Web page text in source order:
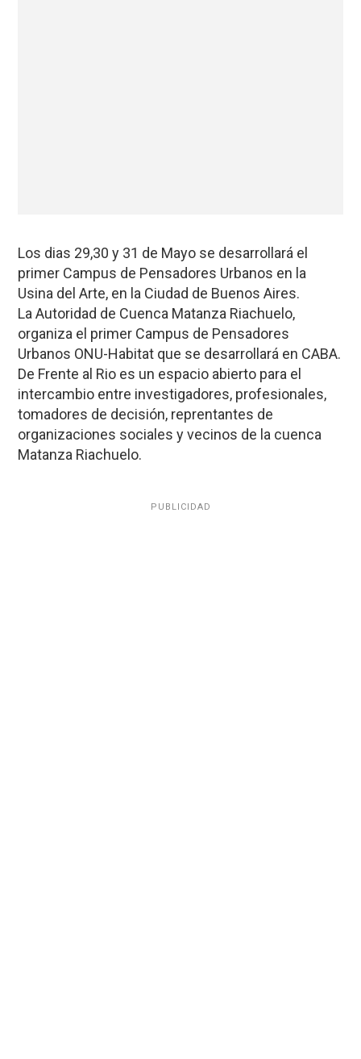
Los dias 29,30 y 31 de Mayo se desarrollará el
primer Campus de Pensadores Urbanos en la
Usina del Arte, en la Ciudad de Buenos Aires.
La Autoridad de Cuenca Matanza Riachuelo,
organiza el primer Campus de Pensadores
Urbanos ONU-Habitat que se desarrollará en CABA.
De Frente al Rio es un espacio abierto para el
intercambio entre investigadores, profesionales,
tomadores de decisión, reprentantes de
organizaciones sociales y vecinos de la cuenca
Matanza Riachuelo.
PUBLICIDAD